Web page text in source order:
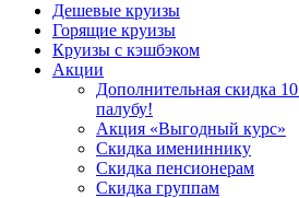
Дешевые круизы
Горящие круизы
Круизы с кэшбэком
Акции
Дополнительная скидка
палубу!
Акция «Выгодный курс»
Скидка имениннику
Скидка пенсионерам
Скидка группам